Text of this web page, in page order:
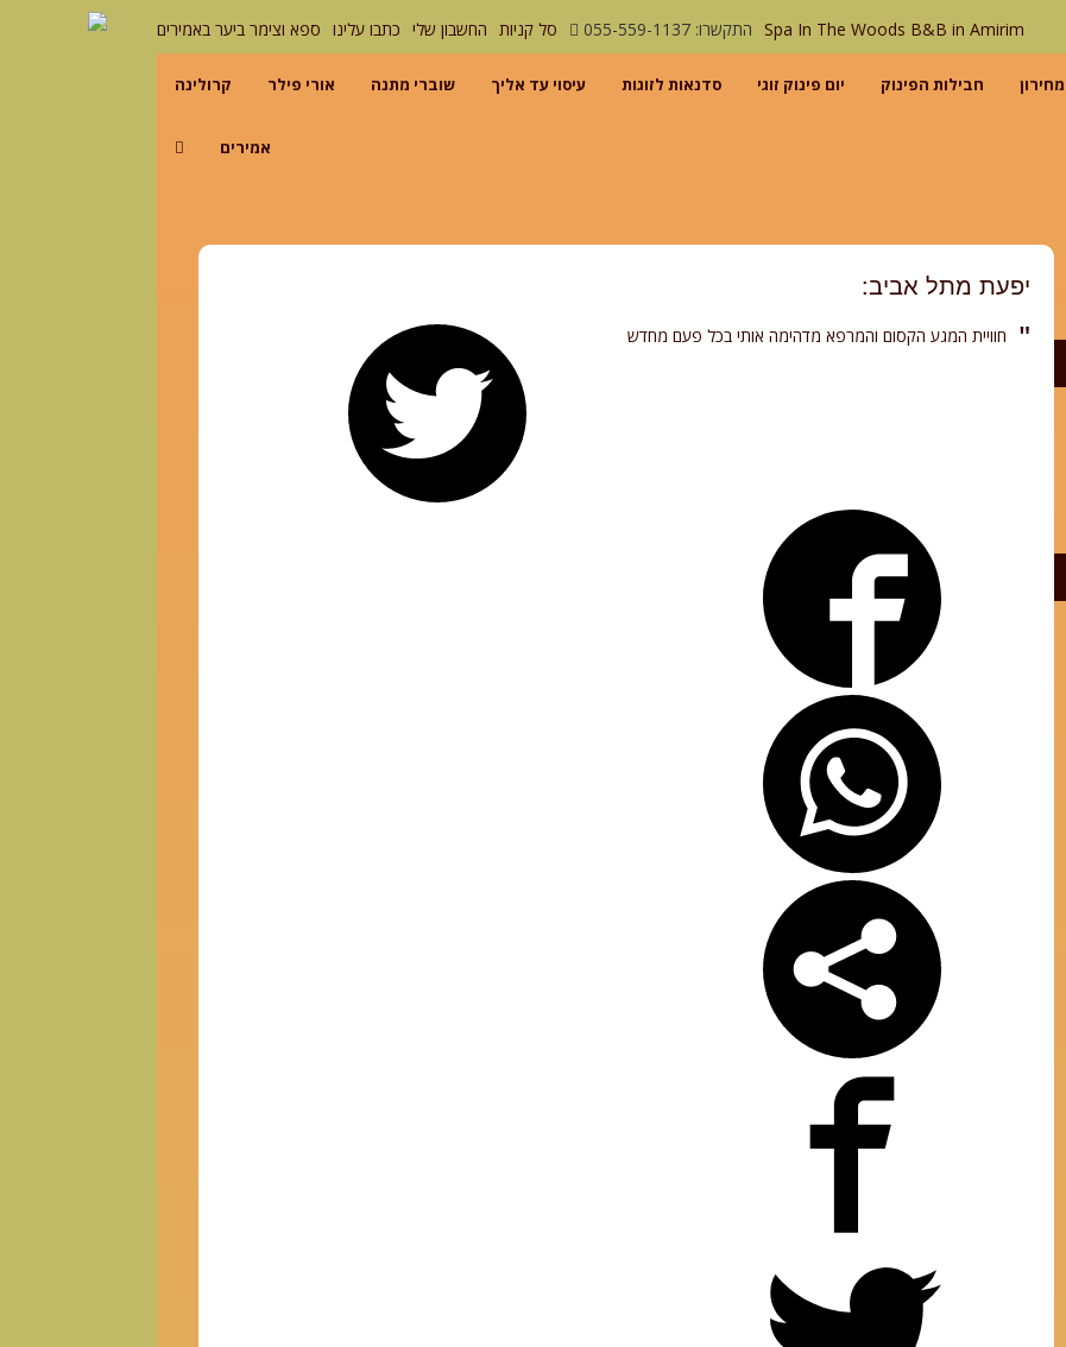
ספא וצימר ביער באמירים כתבו עלינו החשבון שלי סל קניות התקשרו: 055-559-1137 Spa In The Woods B&B in Amirim
מחירון חבילות הפינוק יום פינוק זוגי סדנאות לזוגות עיסוי עד אליך שוברי מתנה אורי פילר קרולינה
אמירים 
יפעת מתל אביב:
חוויית המגע הקסום והמרפא מדהימה אותי בכל פעם מחדש